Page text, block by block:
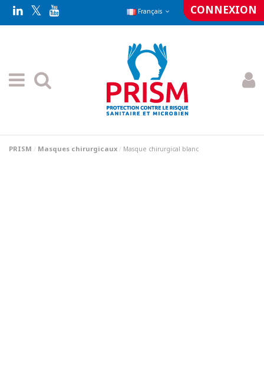
Français CONNEXION
PRISM Masques chirurgicaux Masque chirurgical blanc